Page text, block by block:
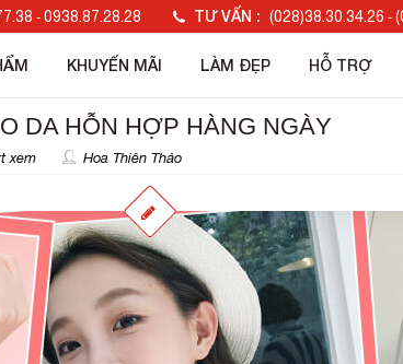
- 0938.87.28.28 TƯ VẤN : (028)38.30.34.26 -
KHUYẾN MÃI LÀM ĐẸP HỖ TRỢ
DA HỖN HỢP HÀNG NGÀY
xem Hoa Thiên Thảo